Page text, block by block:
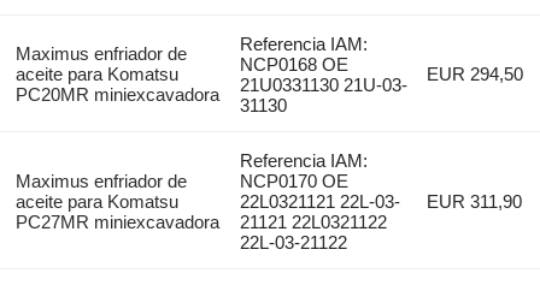
Maximus enfriador de
aceite para Komatsu
PC20MR miniexcavadora
Referencia IAM:
NCP0168 OE
21U0331130 21U-03-
31130
EUR 294,50
Maximus enfriador de
aceite para Komatsu
PC27MR miniexcavadora
Referencia IAM:
NCP0170 OE
22L0321121 22L-03-
21121 22L0321122
22L-03-21122
EUR 311,90